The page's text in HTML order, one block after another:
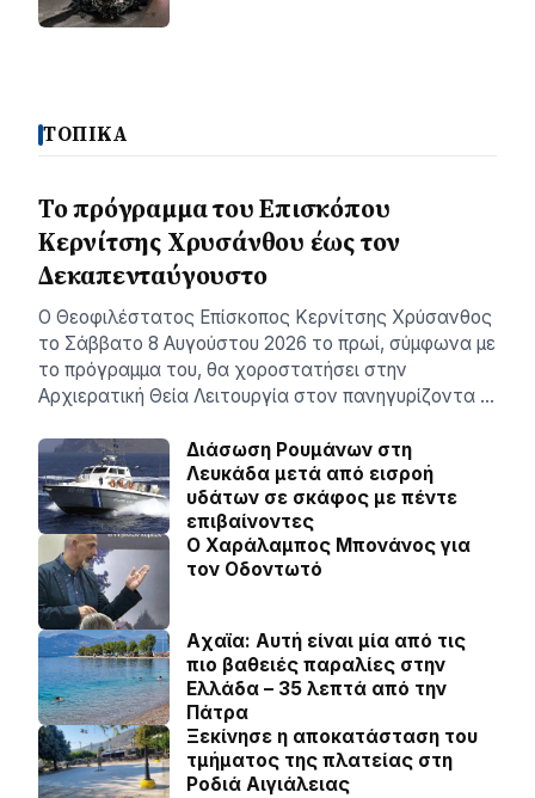
ΤΟΠΙΚΑ
Το πρόγραμμα του Επισκόπου
Κερνίτσης Χρυσάνθου έως τον
Δεκαπενταύγουστο
Ο Θεοφιλέστατος Επίσκοπος Κερνίτσης Χρύσανθος
το Σάββατο 8 Αυγούστου 2026 το πρωί, σύμφωνα με
το πρόγραμμα του, θα χοροστατήσει στην
Αρχιερατική Θεία Λειτουργία στον πανηγυρίζοντα …
Διάσωση Ρουμάνων στη
Λευκάδα μετά από εισροή
υδάτων σε σκάφος με πέντε
επιβαίνοντες
Ο Χαράλαμπος Μπονάνος για
τον Οδοντωτό
Aχαϊα: Αυτή είναι μία από τις
πιο βαθειές παραλίες στην
Ελλάδα – 35 λεπτά από την
Πάτρα
Ξεκίνησε η αποκατάσταση του
τμήματος της πλατείας στη
Ροδιά Αιγιάλειας